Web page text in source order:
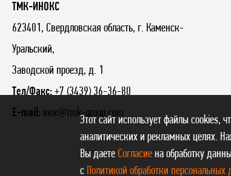
ТМК-ИНОКС
623401, Свердловская область, г. Каменск-
Уральский,
Заводской проезд, д. 1
Тел/Факс: +7 (3439) 36-36-80
E-mail: inox@tmk-group.com
Этот сайт использует файлы cookies,
аналитических и рекламных целях.
Вы даете Согласиена обработку
с Политикой обработки